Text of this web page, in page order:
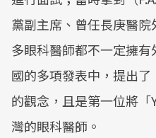
黨副主席、曾任長庚醫
多眼科醫師都不一定擁
國的多項發表中，提出了
的觀念，且是第一位將
灣的眼科醫師。